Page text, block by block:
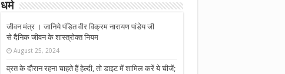
धर्म
जीवन मंत्र । जानिये पंडित वीर विक्रम नारायण पांडेय जी
से दैनिक जीवन के शास्त्रोक्त नियम
August 25, 2024
व्रत के दौरान रहना चाहते हैं हेल्दी, तो डाइट में शामिल करें ये चीजें;